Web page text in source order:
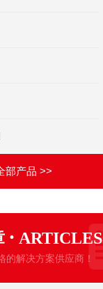
部产品 >>
· ARTICLES
的解决方案供应商！